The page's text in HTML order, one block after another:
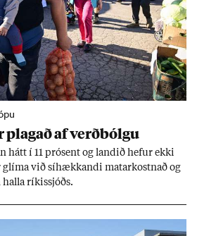
plag­að af verð­bólgu
hátt í 11 pró­sent og land­ið hef­ur ekki
við sí­hækk­andi mat­ar­kostn­að og
rík­is­sjóðs.